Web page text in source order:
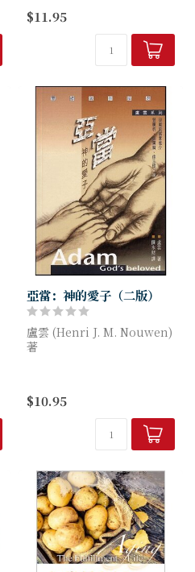
會徐徐老去……
$11.95
亞當：神的愛子（二版）
盧雲 (Henri J. M. Nouwen)
著
活基督的形象，並更深感受上
帝的接納。書後加附牧者、
$10.95